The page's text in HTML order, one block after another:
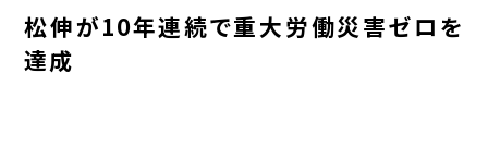
松伸が10年連続で重大労働災害ゼロを
達成